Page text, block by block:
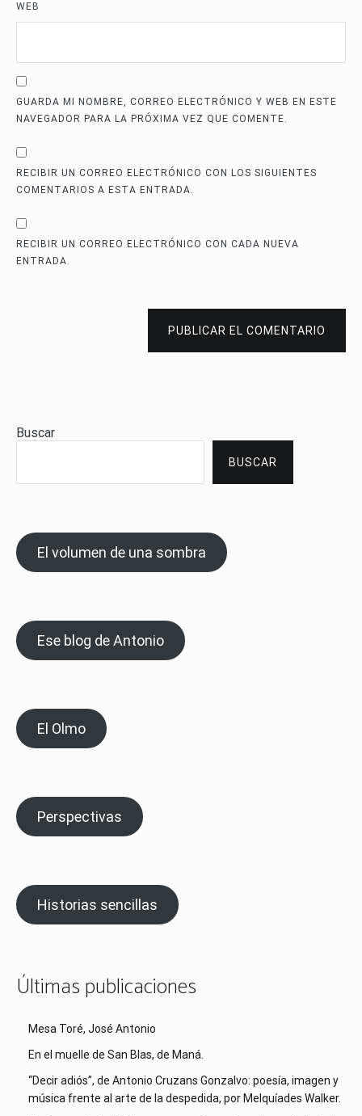
WEB
GUARDA MI NOMBRE, CORREO ELECTRÓNICO Y WEB EN ESTE
NAVEGADOR PARA LA PRÓXIMA VEZ QUE COMENTE.
RECIBIR UN CORREO ELECTRÓNICO CON LOS SIGUIENTES
COMENTARIOS A ESTA ENTRADA.
RECIBIR UN CORREO ELECTRÓNICO CON CADA NUEVA
ENTRADA.
PUBLICAR EL COMENTARIO
Buscar
BUSCAR
El volumen de una sombra
Ese blog de Antonio
El Olmo
Perspectivas
Historias sencillas
Últimas publicaciones
Mesa Toré, José Antonio
En el muelle de San Blas, de Maná.
“Decir adiós”, de Antonio Cruzans Gonzalvo: poesía, imagen y
música frente al arte de la despedida, por Melquíades Walker.